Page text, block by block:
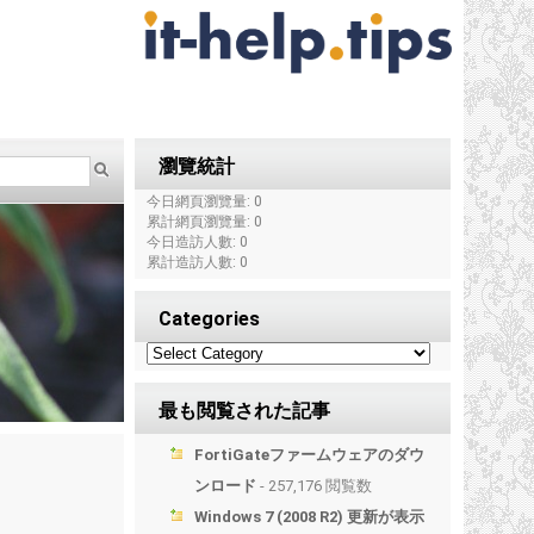
瀏覽統計
今日網頁瀏覽量: 0
累計網頁瀏覽量: 0
今日造訪人數: 0
累計造訪人數: 0
Categories
最も閲覧された記事
FortiGateファームウェアのダウ
ンロード - 257,176 閲覧数
Windows 7 (2008 R2) 更新が表示